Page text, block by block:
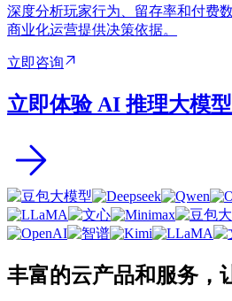
深度分析玩家行为、留存率和付费
商业化运营提供决策依据。
立即咨询
立即体验 AI 推理大模型
丰富的云产品和服务，